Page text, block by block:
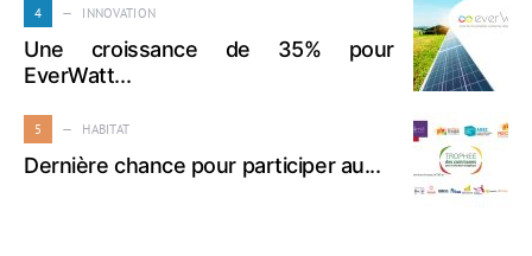
4 INNOVATION
Une croissance de 35% pour
EverWatt...
5 HABITAT
Dernière chance pour participer au...